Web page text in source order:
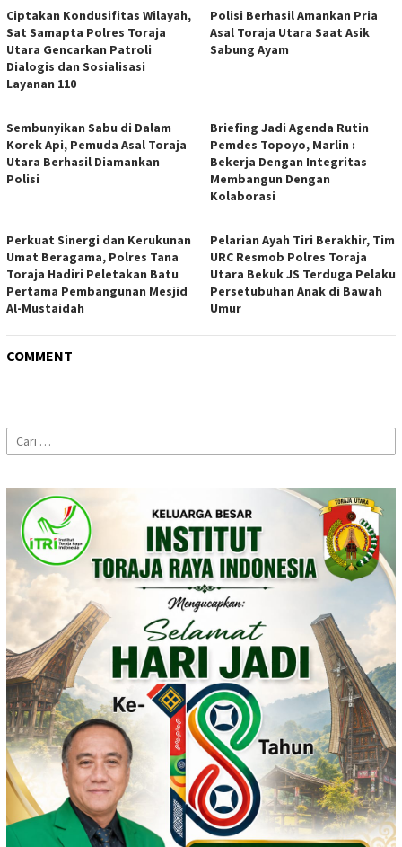
Ciptakan Kondusifitas Wilayah,
Sat Samapta Polres Toraja
Utara Gencarkan Patroli
Dialogis dan Sosialisasi
Layanan 110
Polisi Berhasil Amankan Pria
Asal Toraja Utara Saat Asik
Sabung Ayam
Sembunyikan Sabu di Dalam
Korek Api, Pemuda Asal Toraja
Utara Berhasil Diamankan
Polisi
Briefing Jadi Agenda Rutin
Pemdes Topoyo, Marlin :
Bekerja Dengan Integritas
Membangun Dengan
Kolaborasi
Perkuat Sinergi dan Kerukunan
Umat Beragama, Polres Tana
Toraja Hadiri Peletakan Batu
Pertama Pembangunan Mesjid
Al-Mustaidah
Pelarian Ayah Tiri Berakhir, Tim
URC Resmob Polres Toraja
Utara Bekuk JS Terduga Pelaku
Persetubuhan Anak di Bawah
Umur
COMMENT
Cari
untuk: